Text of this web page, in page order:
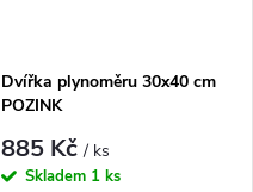
Dvířka plynoměru 30x40 cm
POZINK
885 Kč/ ks
Skladem 1 ks